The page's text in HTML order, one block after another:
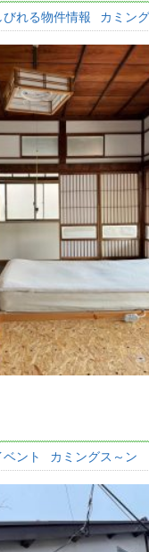
びれる物件情報 カミン
ベント カミングス～ン